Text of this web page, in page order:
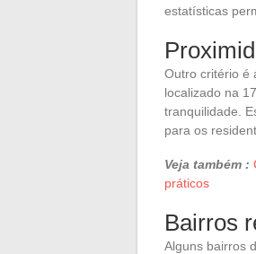
estatísticas
Outro critério é
localizado na
tranquilidade.
para os
Veja também :
práticos
Bairros
Alguns bairros